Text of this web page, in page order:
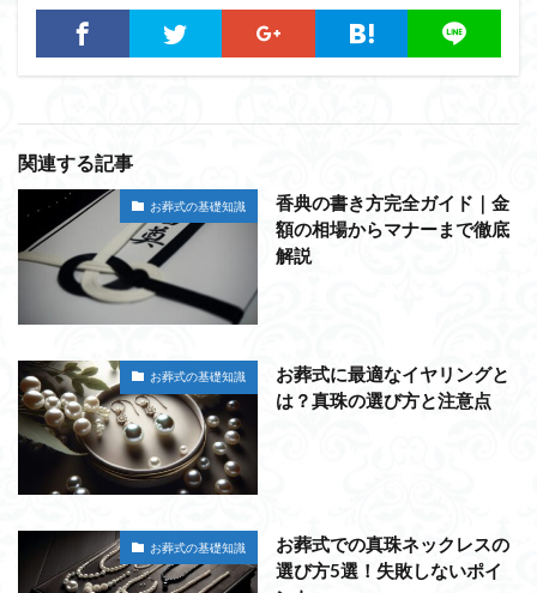
関連する記事
お葬式の基礎知識
香典の書き方完全ガイド｜金
額の相場からマナーまで徹底
解説
お葬式の基礎知識
お葬式に最適なイヤリングと
は？真珠の選び方と注意点
お葬式の基礎知識
お葬式での真珠ネックレスの
選び方5選！失敗しないポイ